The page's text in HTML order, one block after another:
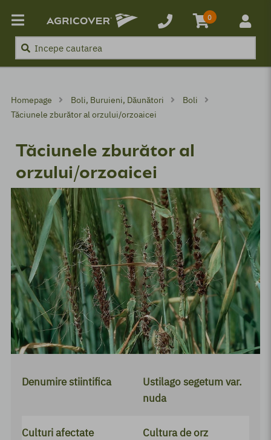
Inapoi
Erbicide
Îngrășământ foliar
Biostimulatori
Tratament sămânță
Adjuvanți
Regulatori de creștere
Igienă publică
Inapoi
Boli
0
Homepage Boli, Buruieni, Dăunători
Boli
Tăciunele zburător al orzului/orzoaicei
Tăciunele zburător al
orzului/orzoaicei
Denumire stiintifica
Ustilago segetum var.
nuda
Culturi afectate Cultura de orz